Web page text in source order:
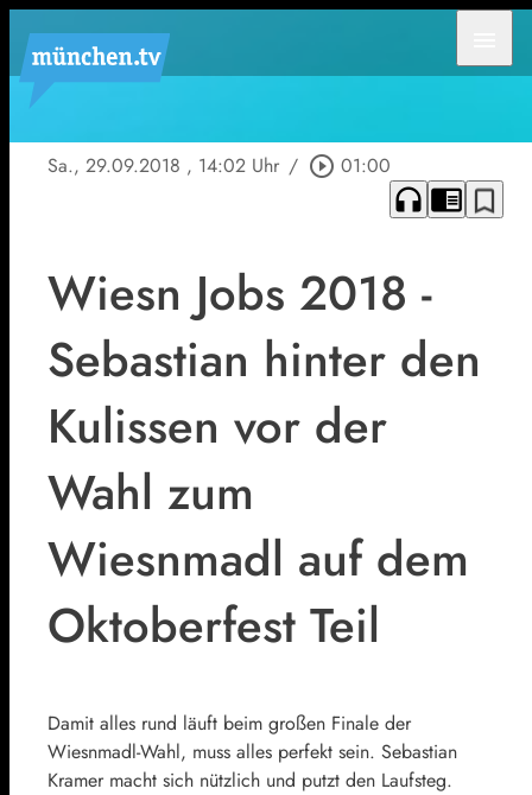
Sa., 29.09.2018 , 14:02 Uhr / play_circle_outline 01:00
headphones chrome_reader_mode bookmark_border
Wiesn Jobs 2018 -
Sebastian hinter den
Kulissen vor der
Wahl zum
Wiesnmadl auf dem
Oktoberfest Teil
Damit alles rund läuft beim großen Finale der
Wiesnmadl-Wahl, muss alles perfekt sein. Sebastian
Kramer macht sich nützlich und putzt den Laufsteg.